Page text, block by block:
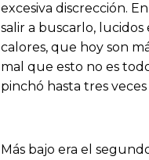
excesiva discrección.
salir a buscarlo,
calores, que hoy son
mal que esto no es
pinchó hasta tres
Más bajo era el